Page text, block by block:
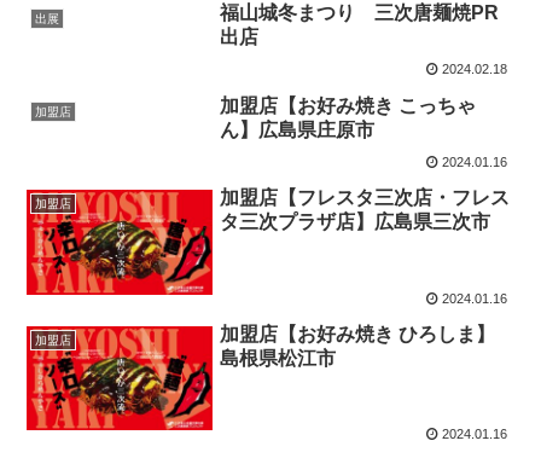
出展
福山城冬まつり 三次唐麺焼PR
出店
2024.02.18
加盟店
加盟店【お好み焼き こっちゃ
ん】広島県庄原市
2024.01.16
加盟店
加盟店【フレスタ三次店・フレス
タ三次プラザ店】広島県三次市
2024.01.16
加盟店
加盟店【お好み焼き ひろしま】
島根県松江市
2024.01.16